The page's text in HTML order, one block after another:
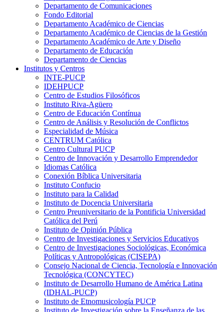
Departamento de Comunicaciones
Fondo Editorial
Departamento Académico de Ciencias
Departamento Académico de Ciencias de la Gestión
Departamento Académico de Arte y Diseño
Departamento de Educación
Departamento de Ciencias
Institutos y Centros
INTE-PUCP
IDEHPUCP
Centro de Estudios Filosóficos
Instituto Riva-Agüero
Centro de Educación Contínua
Centro de Análisis y Resolución de Conflictos
Especialidad de Música
CENTRUM Católica
Centro Cultural PUCP
Centro de Innovación y Desarrollo Emprendedor
Idiomas Católica
Conexión Bíblica Universitaria
Instituto Confucio
Instituto para la Calidad
Instituto de Docencia Universitaria
Centro Preuniversitario de la Pontificia Universidad
Católica del Perú
Instituto de Opinión Pública
Centro de Investigaciones y Servicios Educativos
Centro de Investigaciones Sociológicas, Económica
Políticas y Antropológicas (CISEPA)
Consejo Nacional de Ciencia, Tecnología e Innovación
Tecnológica (CONCYTEC)
Instituto de Desarrollo Humano de América Latina
(IDHAL-PUCP)
Instituto de Etnomusicología PUCP
Instituto de Investigación sobre la Enseñanza de las